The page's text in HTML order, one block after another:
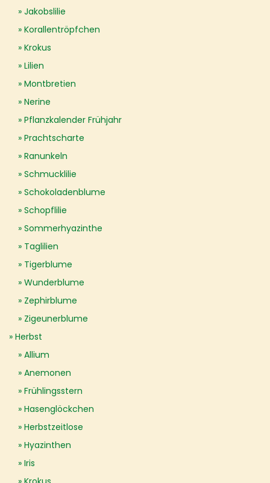
Jakobslilie
Korallentröpfchen
Krokus
Lilien
Montbretien
Nerine
Pflanzkalender Frühjahr
Prachtscharte
Ranunkeln
Schmucklilie
Schokoladenblume
Schopflilie
Sommerhyazinthe
Taglilien
Tigerblume
Wunderblume
Zephirblume
Zigeunerblume
Herbst
Allium
Anemonen
Frühlingsstern
Hasenglöckchen
Herbstzeitlose
Hyazinthen
Iris